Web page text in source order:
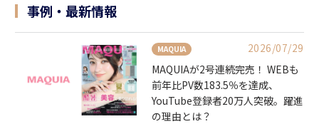
事例・最新情報
MAQUIA
2026/07/29
MAQUIAが2号連続完売！ WEBも
前年比PV数183.5％を達成、
YouTube登録者20万人突破。躍進
の理由とは？